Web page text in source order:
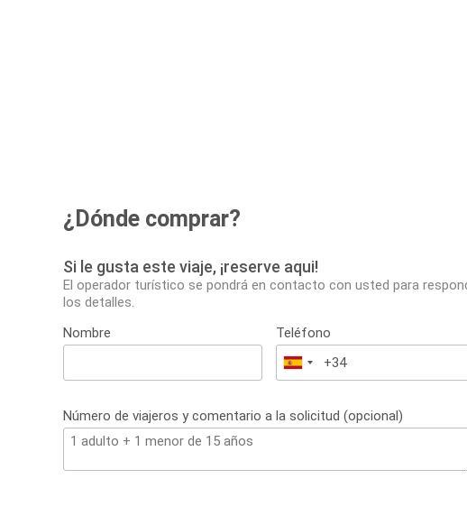
¿Dónde comprar?
Si le gusta este viaje, ¡reserve aqui!
El operador turístico se pondrá en contacto con usted para
los detalles.
Nombre
Teléfono
España
+34
Número de viajeros y comentario a la solicitud (opcional)